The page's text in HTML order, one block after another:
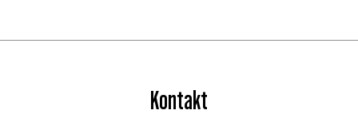
Kontakt